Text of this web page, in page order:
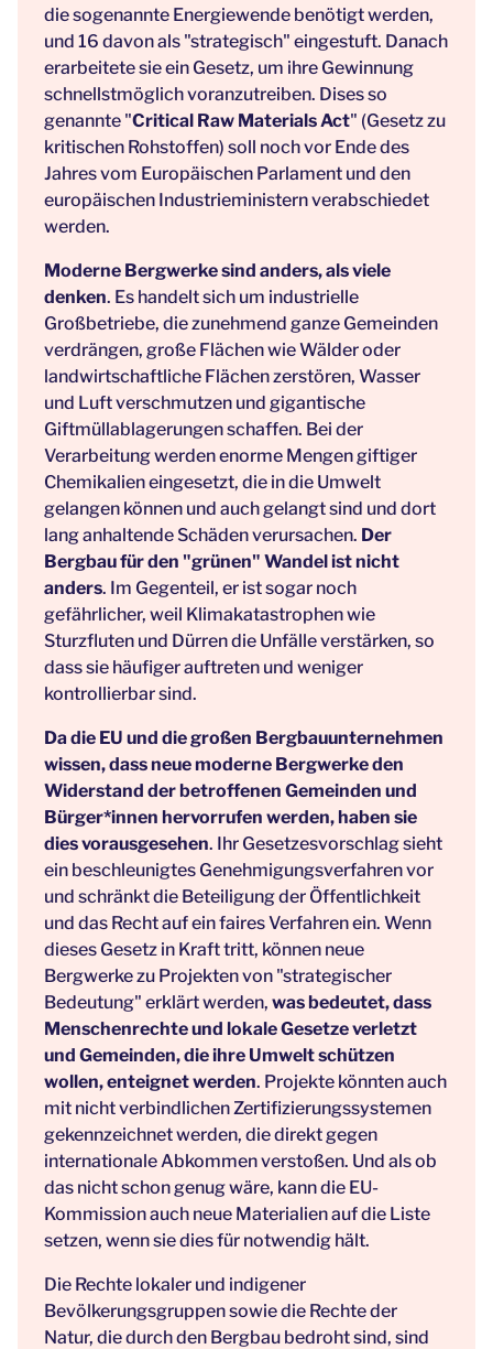
die sogenannte Energiewende benötigt werden,
und 16 davon als "strategisch" eingestuft. Danach
erarbeitete sie ein Gesetz, um ihre Gewinnung
schnellstmöglich voranzutreiben. Dises so
genannte "Critical Raw Materials Act" (Gesetz zu
kritischen Rohstoffen) soll noch vor Ende des
Jahres vom Europäischen Parlament und den
europäischen Industrieministern verabschiedet
werden.
Moderne Bergwerke sind anders, als viele
denken. Es handelt sich um industrielle
Großbetriebe, die zunehmend ganze Gemeinden
verdrängen, große Flächen wie Wälder oder
landwirtschaftliche Flächen zerstören, Wasser
und Luft verschmutzen und gigantische
Giftmüllablagerungen schaffen. Bei der
Verarbeitung werden enorme Mengen giftiger
Chemikalien eingesetzt, die in die Umwelt
gelangen können und auch gelangt sind und dort
lang anhaltende Schäden verursachen. Der
Bergbau für den "grünen" Wandel ist nicht
anders. Im Gegenteil, er ist sogar noch
gefährlicher, weil Klimakatastrophen wie
Sturzfluten und Dürren die Unfälle verstärken, so
dass sie häufiger auftreten und weniger
kontrollierbar sind.
Da die EU und die großen Bergbauunternehmen
wissen, dass neue moderne Bergwerke den
Widerstand der betroffenen Gemeinden und
Bürger*innen hervorrufen werden, haben sie
dies vorausgesehen. Ihr Gesetzesvorschlag sieht
ein beschleunigtes Genehmigungsverfahren vor
und schränkt die Beteiligung der Öffentlichkeit
und das Recht auf ein faires Verfahren ein. Wenn
dieses Gesetz in Kraft tritt, können neue
Bergwerke zu Projekten von "strategischer
Bedeutung" erklärt werden, was bedeutet, dass
Menschenrechte und lokale Gesetze verletzt
und Gemeinden, die ihre Umwelt schützen
wollen, enteignet werden. Projekte könnten auch
mit nicht verbindlichen Zertifizierungssystemen
gekennzeichnet werden, die direkt gegen
internationale Abkommen verstoßen. Und als ob
das nicht schon genug wäre, kann die EU-
Kommission auch neue Materialien auf die Liste
setzen, wenn sie dies für notwendig hält.
Die Rechte lokaler und indigener
Bevölkerungsgruppen sowie die Rechte der
Natur, die durch den Bergbau bedroht sind, sind